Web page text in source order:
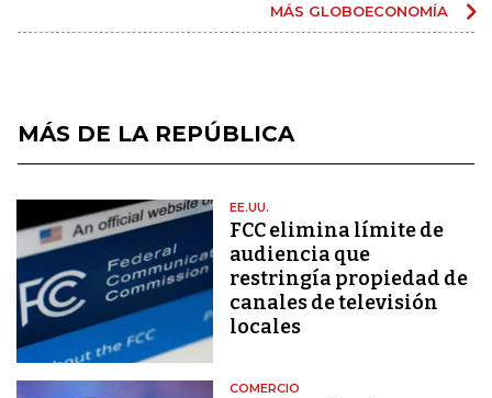
MÁS GLOBOECONOMÍA
MÁS DE LA REPÚBLICA
EE.UU.
FCC elimina límite de
audiencia que
restringía propiedad de
canales de televisión
locales
COMERCIO